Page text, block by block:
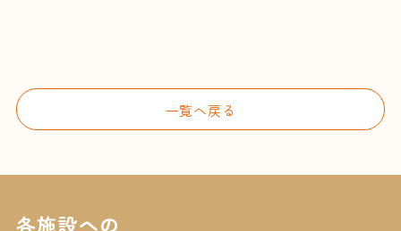
一覧へ戻る
各施設への